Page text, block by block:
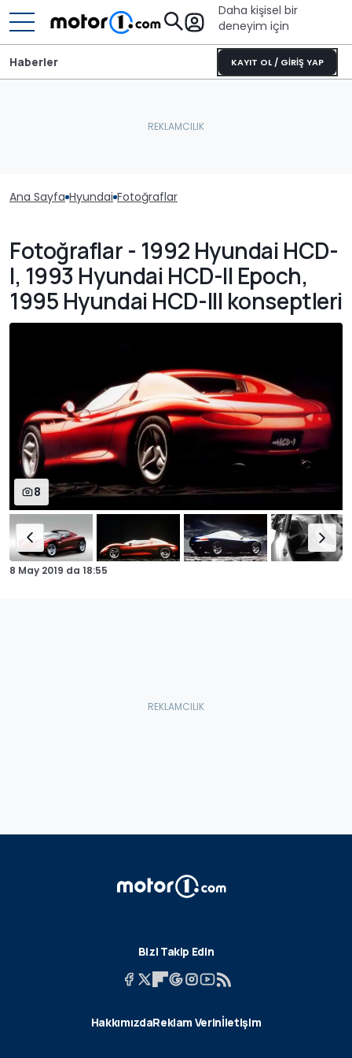
Daha kişisel bir
deneyim için
KAYIT OL / GİRİŞ YAP
Haberler
Ana Sayfa Hyundai Fotoğraflar
Fotoğraflar - 1992 Hyundai HCD-
I, 1993 Hyundai HCD-II Epoch,
1995 Hyundai HCD-III konseptleri
8
8 May 2019 da 18:55
Bizi Takip Edin
HakkımızdaReklam Verinİletişim